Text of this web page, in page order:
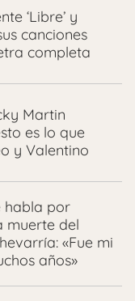
‘Libre’ y
canciones
completa
Martin
es lo que
y Valentino
habla por
muerte del
«Fue mi
años»